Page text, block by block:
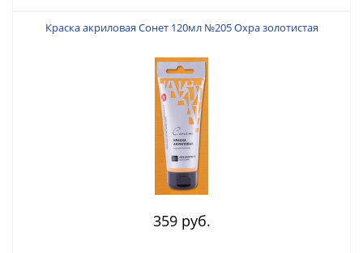
Краска акриловая Сонет 120мл №205 Охра золотистая
359 руб.